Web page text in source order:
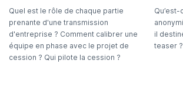
Quel est le rôle de chaque partie
prenante d'une transmission
d'entreprise ? Comment calibrer une
équipe en phase avec le projet de
cession ? Qui pilote la cession ?
Qu’est-
il
teaser ?